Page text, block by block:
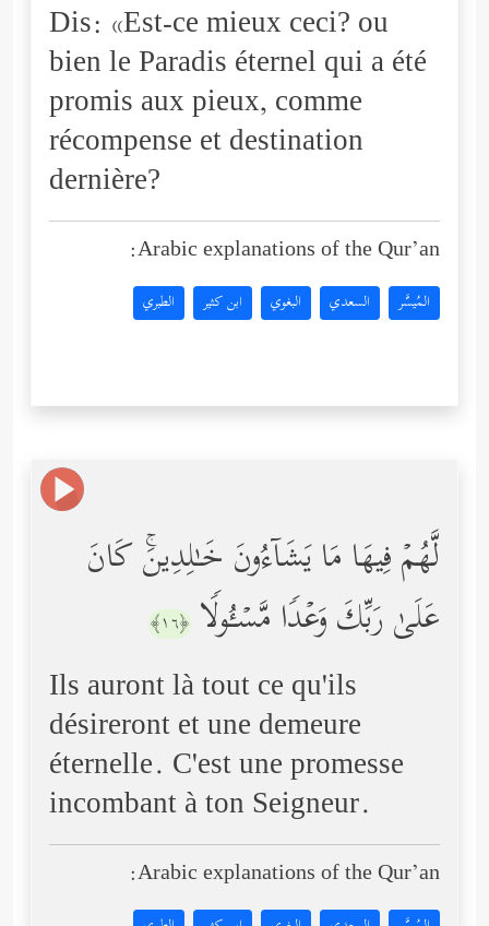
Dis: «Est-ce mieux ceci? ou
bien le Paradis éternel qui a été
promis aux pieux, comme
récompense et destination
dernière?
Arabic explanations of the Qur’an:
المُيسَّر السعدي البغوي ابن كثير الطبري
لَّهُمۡ فِیهَا مَا یَشَاۤءُونَ خَـٰلِدِینَۚ كَانَ
عَلَىٰ رَبِّكَ وَعۡدࣰا مَّسۡـُٔولࣰا ﴿١٦﴾
Ils auront là tout ce qu'ils
désireront et une demeure
éternelle. C'est une promesse
incombant à ton Seigneur.
Arabic explanations of the Qur’an: